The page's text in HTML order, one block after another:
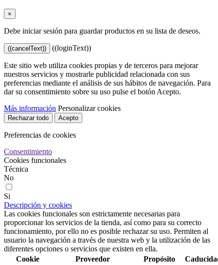
×
Debe iniciar sesión para guardar productos en su lista de deseos.
((cancelText)) ((loginText))
Este sitio web utiliza cookies propias y de terceros para mejorar
nuestros servicios y mostrarle publicidad relacionada con sus
preferencias mediante el análisis de sus hábitos de navegación. Para
dar su consentimiento sobre su uso pulse el botón Acepto.
Más información Personalizar cookies
Rechazar todo Acepto
Preferencias de cookies
Consentimiento
Cookies funcionales
Técnica
No
Si
Descripción y cookies
Las cookies funcionales son estrictamente necesarias para
proporcionar los servicios de la tienda, así como para su correcto
funcionamiento, por ello no es posible rechazar su uso. Permiten al
usuario la navegación a través de nuestra web y la utilización de las
diferentes opciones o servicios que existen en ella.
Cookie
Proveedor Propósito